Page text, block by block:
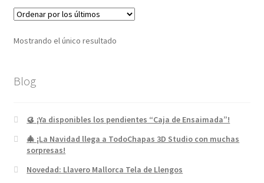
Mostrando el único resultado
Blog
🥮 ¡Ya disponibles los pendientes “Caja de Ensaimada”!
🎄 ¡La Navidad llega a TodoChapas 3D Studio con muchas
sorpresas!
Novedad: Llavero Mallorca Tela de Llengos